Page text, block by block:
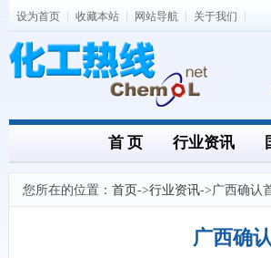
设为首页 收藏本站 网站导航 关于我们
首 页 行业资讯
您所在的位置： 首页->行业资讯->广西确认
广西确